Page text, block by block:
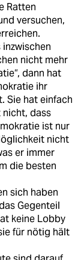
Ratten
versuchen,
nicht mehr
dann hat
ihr
Sie hat einfach
dass
ist nur
nicht
er immer
die besten
sich haben
Gegenteil
keine Lobby
für nötig hält